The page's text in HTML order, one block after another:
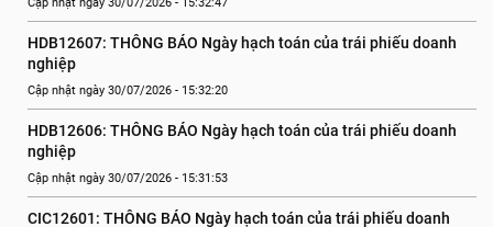
HDB12607: THÔNG BÁO Ngày hạch toán của trái phiếu doanh
nghiệp
Cập nhật ngày 30/07/2026 - 15:32:20
HDB12606: THÔNG BÁO Ngày hạch toán của trái phiếu doanh
nghiệp
Cập nhật ngày 30/07/2026 - 15:31:53
CIC12601: THÔNG BÁO Ngày hạch toán của trái phiếu doanh